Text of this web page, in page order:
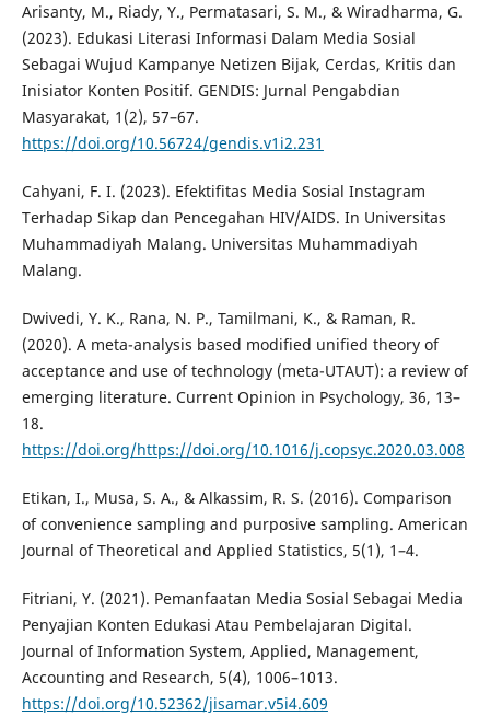
Arisanty, M., Riady, Y., Permatasari, S. M., & Wiradharma, G.
(2023). Edukasi Literasi Informasi Dalam Media Sosial
Sebagai Wujud Kampanye Netizen Bijak, Cerdas, Kritis dan
Inisiator Konten Positif. GENDIS: Jurnal Pengabdian
Masyarakat, 1(2), 57–67.
https://doi.org/10.56724/gendis.v1i2.231
Cahyani, F. I. (2023). Efektifitas Media Sosial Instagram
Terhadap Sikap dan Pencegahan HIV/AIDS. In Universitas
Muhammadiyah Malang. Universitas Muhammadiyah
Malang.
Dwivedi, Y. K., Rana, N. P., Tamilmani, K., & Raman, R.
(2020). A meta-analysis based modified unified theory of
acceptance and use of technology (meta-UTAUT): a review of
emerging literature. Current Opinion in Psychology, 36, 13–
18.
https://doi.org/https://doi.org/10.1016/j.copsyc.2020.03.008
Etikan, I., Musa, S. A., & Alkassim, R. S. (2016). Comparison
of convenience sampling and purposive sampling. American
Journal of Theoretical and Applied Statistics, 5(1), 1–4.
Fitriani, Y. (2021). Pemanfaatan Media Sosial Sebagai Media
Penyajian Konten Edukasi Atau Pembelajaran Digital.
Journal of Information System, Applied, Management,
Accounting and Research, 5(4), 1006–1013.
https://doi.org/10.52362/jisamar.v5i4.609